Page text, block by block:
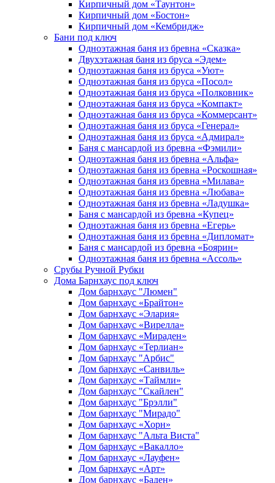
Кирпичный дом «Таунтон»
Кирпичный дом «Бостон»
Кирпичный дом «Кембридж»
Бани под ключ
Одноэтажная баня из бревна «Сказка»
Двухэтажная баня из бруса «Эдем»
Одноэтажная баня из бруса «Уют»
Одноэтажная баня из бруса «Посол»
Одноэтажная баня из бруса «Полковник»
Одноэтажная баня из бруса «Компакт»
Одноэтажная баня из бруса «Коммерсант»
Одноэтажная баня из бруса «Генерал»
Одноэтажная баня из бруса «Адмирал»
Баня с мансардой из бревна «Фэмили»
Одноэтажная баня из бревна «Альфа»
Одноэтажная баня из бревна «Роскошная»
Одноэтажная баня из бревна «Милава»
Одноэтажная баня из бревна «Любава»
Одноэтажная баня из бревна «Ладушка»
Баня с мансардой из бревна «Купец»
Одноэтажная баня из бревна «Егерь»
Одноэтажная баня из бревна «Дипломат»
Баня с мансардой из бревна «Боярин»
Одноэтажная баня из бревна «Ассоль»
Срубы Ручной Рубки
Дома Барнхаус под ключ
Дом барнхаус "Люмен"
Дом барнхаус «Брайтон»
Дом барнхаус «Элария»
Дом барнхаус «Вирелла»
Дом барнхаус «Мираден»
Дом барнхаус «Терлиан»
Дом барнхаус "Арбис"
Дом барнхаус «Санвиль»
Дом барнхаус «Таймли»
Дом барнхаус "Скайлен"
Дом барнхаус "Брэлли"
Дом барнхаус "Мирадо"
Дом барнхаус «Хорн»
Дом барнхаус "Альта Виста"
Дом барнхаус «Вакалло»
Дом барнхаус «Лауфен»
Дом барнхаус «Арт»
Дом барнхаус «Баден»